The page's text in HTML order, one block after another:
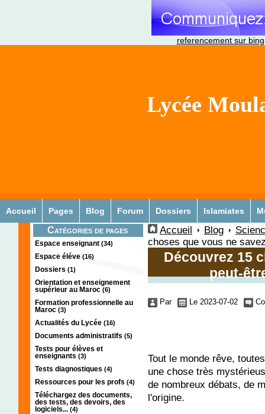
referencement sur bing
Lycée
Accueil Pages Blog Forum Dossiers Islamiates
Catégories de pages
Espace enseignant (34)
Espace éléve (16)
Dossiers (1)
Orientation et enseignement
supérieur au Maroc (6)
Formation professionnelle au
Maroc (3)
Actualités du Lycée (16)
Documents administratifs (5)
Tests pour élèves et
enseignants (3)
Tests diagnostiques (4)
Ressources pour les profs (4)
Téléchargez des documents,
des tests, des devoirs, des
logiciels... (4)
Accueil Blog
choses que vous ne
Découvrez 15
peut-
Par Le 2023-07-02
Tout le monde rêve,
une chose très
de nombreux débats, de
l'origine.